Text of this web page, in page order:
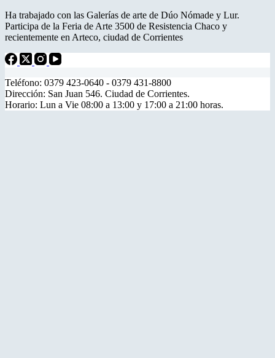
Ha trabajado con las Galerías de arte de Dúo Nómade y Lur.
Participa de la Feria de Arte 3500 de Resistencia Chaco y
recientemente en Arteco, ciudad de Corrientes
Teléfono: 0379 423-0640 - 0379 431-8800
Dirección: San Juan 546. Ciudad de Corrientes.
Horario: Lun a Vie 08:00 a 13:00 y 17:00 a 21:00 horas.